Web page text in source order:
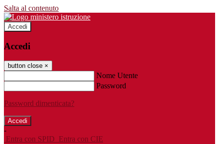
Salta al contenuto
Accedi
Accedi
button close ×
Nome Utente
Password
Password dimenticata?
-
Entra con SPID Entra con CIE